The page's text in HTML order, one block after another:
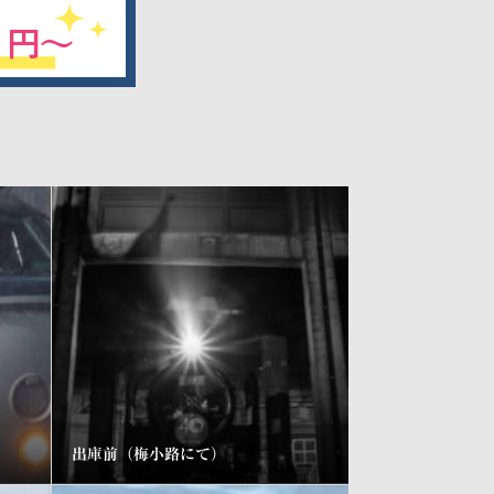
出庫前（梅小路にて）